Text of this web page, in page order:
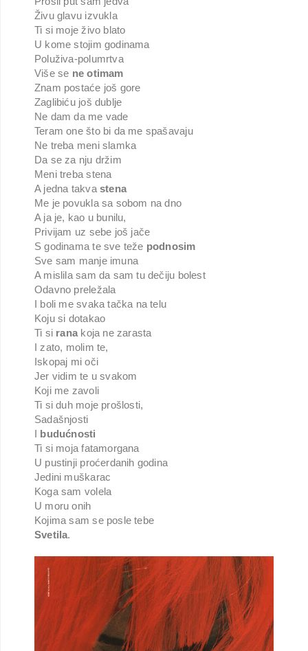
Živu glavu izvukla
Ti si moje živo blato
U kome stojim godinama
Poluživa-polumrtva
Više se ne otimam
Znam postaće još gore
Zaglibiću još dublje
Ne dam da me vade
Teram one što bi da me spašavaju
Ne treba meni slamka
Da se za nju držim
Meni treba stena
A jedna takva stena
Me je povukla sa sobom na dno
A ja je, kao u bunilu,
Privijam uz sebe još jače
S godinama te sve teže podnosim
Sve sam manje imuna
A mislila sam da sam tu dečiju bolest
Odavno preležala
I boli me svaka tačka na telu
Koju si dotakao
Ti si rana koja ne zarasta
I zato, molim te,
Iskopaj mi oči
Jer vidim te u svakom
Koji me zavoli
Ti si duh moje prošlosti,
Sadašnjosti
I budućnosti
Ti si moja fatamorgana
U pustinji proćerdanih godina
Jedini muškarac
Koga sam volela
U moru onih
Kojima sam se posle tebe
Svetila.